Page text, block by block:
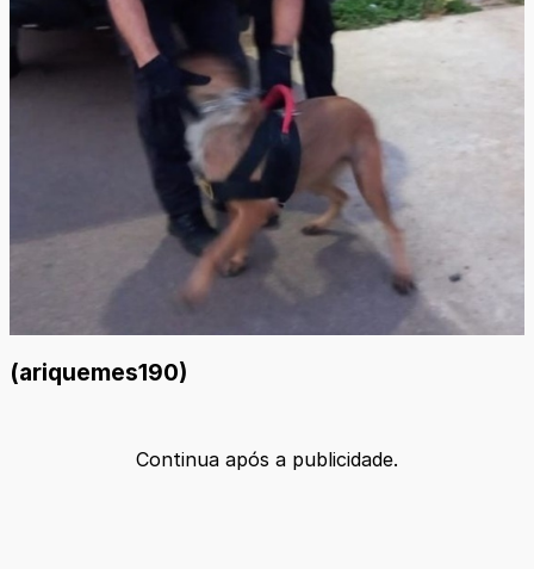
(ariquemes190)
Continua após a publicidade.